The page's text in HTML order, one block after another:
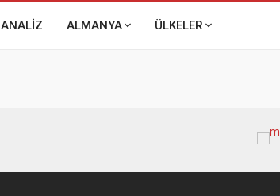
ANALİZ ALMANYA ÜLKELER